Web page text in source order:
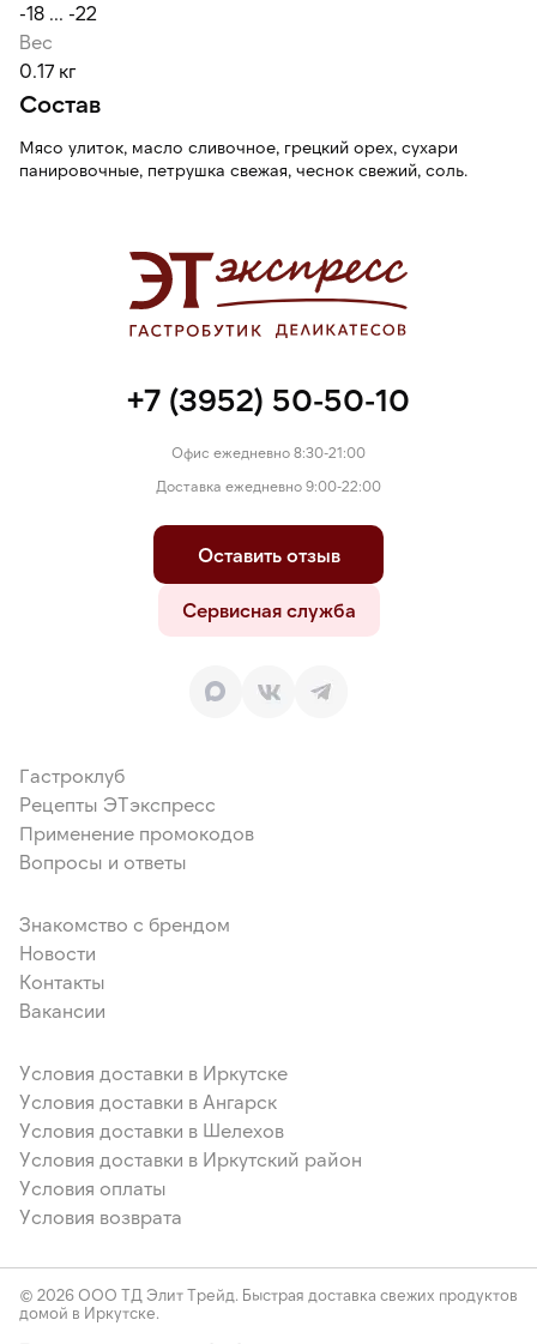
-18 ... -22
Вес
0.17 кг
Состав
Мясо улиток, масло сливочное, грецкий орех, сухари
панировочные, петрушка свежая, чеснок свежий, соль.
+7 (3952) 50-50-10
Офис ежедневно 8:30-21:00
Доставка ежедневно 9:00-22:00
Оставить отзыв
Сервисная служба
Гастроклуб
Рецепты ЭТэкспресс
Применение промокодов
Вопросы и ответы
Знакомство с брендом
Новости
Контакты
Вакансии
Условия доставки в Иркутске
Условия доставки в Ангарск
Условия доставки в Шелехов
Условия доставки в Иркутский район
Условия оплаты
Условия возврата
© 2026 ООО ТД Элит Трейд. Быстрая доставка свежих продуктов
домой в Иркутске.